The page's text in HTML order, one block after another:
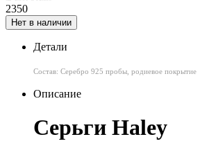
2350
Нет в наличии
Детали
Состав: Серебро 925 пробы, родиевое покрытие
Описание
Серьги Haley